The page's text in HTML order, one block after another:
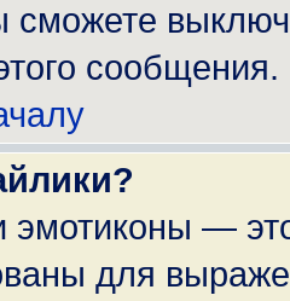
сможете
сообщения.
—
для